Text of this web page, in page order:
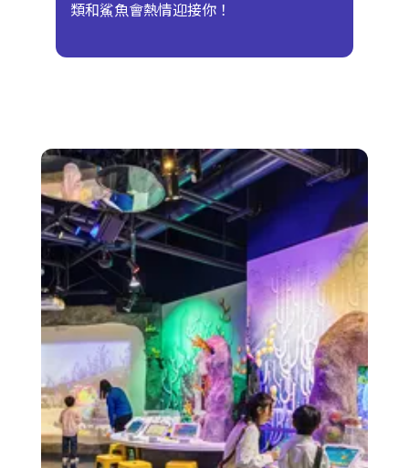
類和鯊魚會熱情迎接你！